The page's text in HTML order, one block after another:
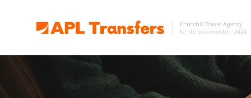
Churchill Travel Agency
N.º de documento: 12424